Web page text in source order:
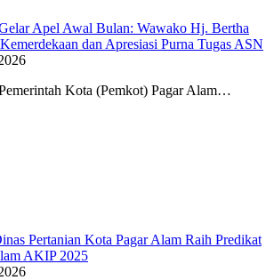
Apel Awal Bulan: Wawako Hj. Bertha
dan Apresiasi Purna Tugas ASN
Kota (Pemkot) Pagar Alam…
Pertanian Kota Pagar Alam Raih Predikat
AKIP 2025